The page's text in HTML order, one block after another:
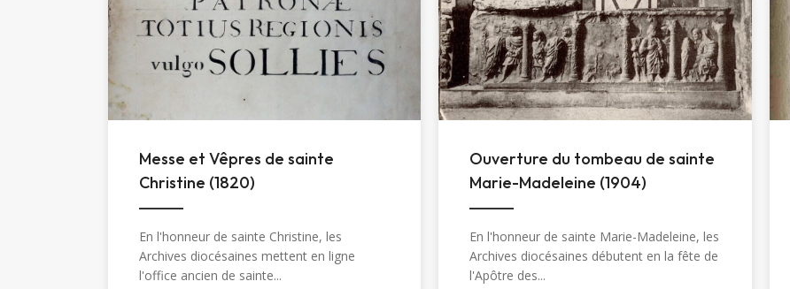
Messe et Vêpres de sainte
Christine (1820)
En l'honneur de sainte Christine, les
Archives diocésaines mettent en ligne
l'office ancien de sainte...
Ouverture du tombeau de sainte
Marie-Madeleine (1904)
En l'honneur de sainte Marie-Madeleine, les
Archives diocésaines débutent en la fête de
l'Apôtre des...